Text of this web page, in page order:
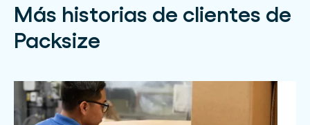
Más historias de clientes de
Packsize